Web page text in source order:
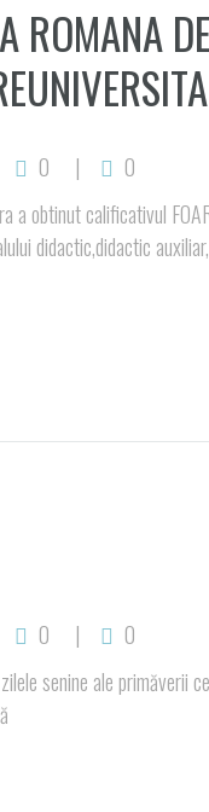
ROMANA
0
0
a obtinut calificativul
didactic,didactic
0
0
senine ale primăverii